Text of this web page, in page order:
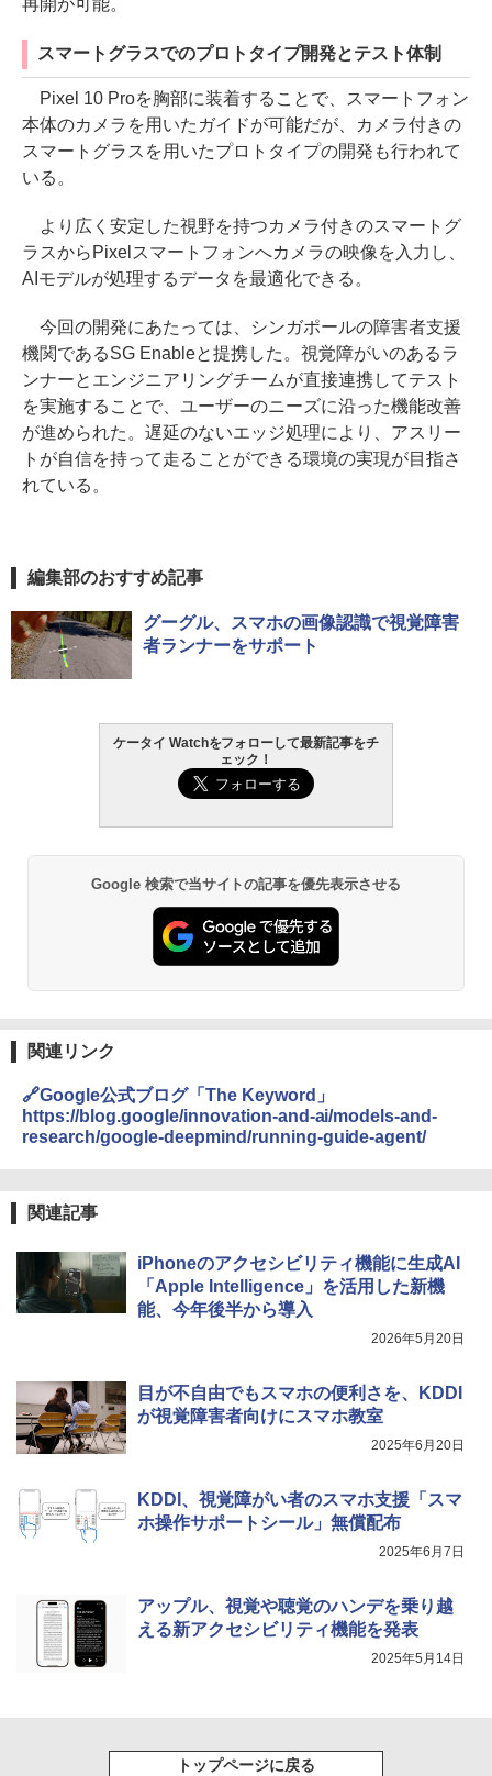
スマートグラスでのプロトタイプ開発とテスト体制
Pixel 10 Proを胸部に装着することで、スマートフォン
本体のカメラを用いたガイドが可能だが、カメラ付きの
スマートグラスを用いたプロトタイプの開発も行われて
いる。
より広く安定した視野を持つカメラ付きのスマートグ
ラスからPixelスマートフォンへカメラの映像を入力し、
AIモデルが処理するデータを最適化できる。
今回の開発にあたっては、シンガポールの障害者支援
機関であるSG Enableと提携した。視覚障がいのあるラ
ンナーとエンジニアリングチームが直接連携してテスト
を実施することで、ユーザーのニーズに沿った機能改善
が進められた。遅延のないエッジ処理により、アスリー
トが自信を持って走ることができる環境の実現が目指さ
れている。
編集部のおすすめ記事
グーグル、スマホの画像認識で視覚障害
者ランナーをサポート
ケータイ Watchをフォローして最新記事をチ
ェック！
Google 検索で当サイトの記事を優先表示させる
関連リンク
🔗Google公式ブログ「The Keyword」
https://blog.google/innovation-and-ai/models-and-
research/google-deepmind/running-guide-agent/
関連記事
iPhoneのアクセシビリティ機能に生成AI
「Apple Intelligence」を活用した新機
能、今年後半から導入
2026年5月20日
目が不自由でもスマホの便利さを、KDDI
が視覚障害者向けにスマホ教室
2025年6月20日
KDDI、視覚障がい者のスマホ支援「スマ
ホ操作サポートシール」無償配布
2025年6月7日
アップル、視覚や聴覚のハンデを乗り越
える新アクセシビリティ機能を発表
2025年5月14日
トップページに戻る